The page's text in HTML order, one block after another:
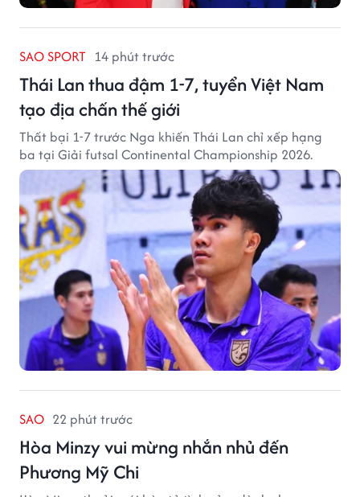
SAO SPORT 14 phút trước
Thái Lan thua đậm 1-7, tuyển Việt Nam
tạo địa chấn thế giới
Thất bại 1-7 trước Nga khiến Thái Lan chỉ xếp hạng
ba tại Giải futsal Continental Championship 2026.
SAO 22 phút trước
Hòa Minzy vui mừng nhắn nhủ đến
Phương Mỹ Chi